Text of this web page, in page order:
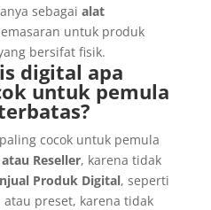
sebagai alat
untuk produk
bersifat fisik.
digital apa
untuk pemula
cocok untuk pemula
Reseller, karena tidak
Produk Digital, seperti
preset, karena tidak